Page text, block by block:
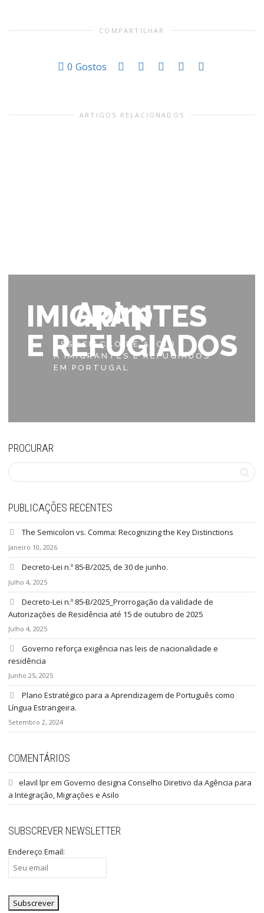
COMPARTILHAR
0 Gostos
ARTIGOS RELACIONADOS
IMIGRANTES
E REFUGIADOS
ASSOCIAÇÃO DE APOIO
A IMIGRANTES E REFUGIADOS
EM PORTUGAL
Apirp
PROCURAR
PUBLICAÇÕES RECENTES
The Semicolon vs. Comma: Recognizing the Key Distinctions
Janeiro 10, 2026
Decreto-Lei n.º 85-B/2025, de 30 de junho.
Julho 4, 2025
Decreto-Lei n.º 85-B/2025_Prorrogação da validade de
Autorizações de Residência até 15 de outubro de 2025
Julho 4, 2025
Governo reforça exigência nas leis de nacionalidade e
residência
Junho 25, 2025
Plano Estratégico para a Aprendizagem de Português como
Língua Estrangeira.
Setembro 2, 2024
COMENTÁRIOS
elavil lprem Governo designa Conselho Diretivo da Agência para
a Integração, Migrações e Asilo
SUBSCREVER NEWSLETTER
Endereço Email: